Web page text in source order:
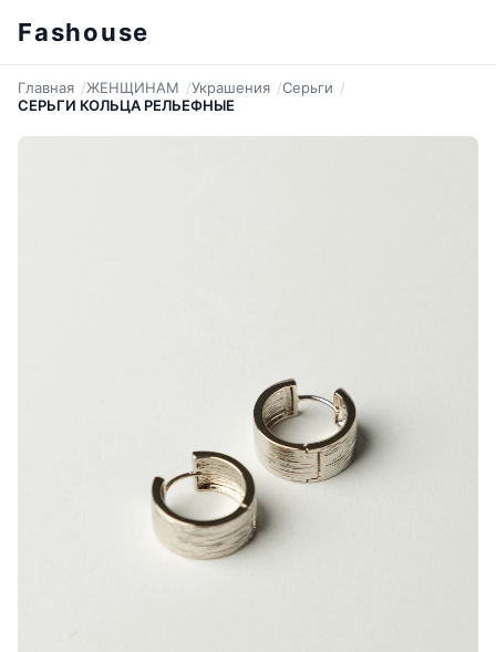
Fashouse
Главная ЖЕНЩИНАМ Украшения
Серьги
СЕРЬГИ КОЛЬЦА РЕЛЬЕФНЫЕ